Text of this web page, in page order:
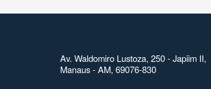
Av. Waldomiro Lustoza, 250 - Japiim II,
Manaus - AM, 69076-830